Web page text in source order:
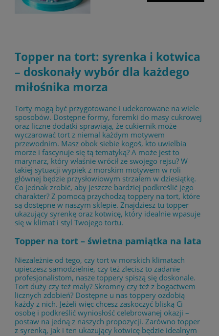
Topper na tort: syrenka i kotwica
– doskonały wybór dla każdego
miłośnika morza
Torty mogą być przygotowane i udekorowane na wiele
sposobów. Dostępne formy, foremki do masy cukrowej
oraz liczne dodatki sprawiają, że cukiernik może
wyczarować tort z niemal każdym motywem
przewodnim. Masz obok siebie kogoś, kto uwielbia
morze i fascynuje się tą tematyką? A może jest to
marynarz, który właśnie wrócił ze swojego rejsu? W
takiej sytuacji wypiek z morskim motywem w roli
głównej będzie przysłowiowym strzałem w dziesiątkę.
Co jednak zrobić, aby jeszcze bardziej podkreślić jego
charakter? Z pomocą przychodzą toppery na tort, które
są dostępne w naszym sklepie. Znajdziesz tu topper
ukazujący syrenkę oraz kotwicę, który idealnie wpasuje
się w klimat i styl Twojego tortu.
Topper na tort – świetna pamiątka na lata
Niezależnie od tego, czy tort w morskich klimatach
upieczesz samodzielnie, czy też zlecisz to zadanie
profesjonalistom, nasze toppery spiszą się doskonale.
Tort duży czy też mały? Skromny czy też z bogactwem
licznych zdobień? Dostępne u nas toppery ozdobią
każdy z nich. Jeżeli więc chcesz zaskoczyć bliską Ci
osobę i podkreślić wyniosłość celebrowanej okazji –
postaw na jedną z naszych propozycji. Zarówno topper
z syrenką, jak i ten ukazujący kotwicę będzie idealnym